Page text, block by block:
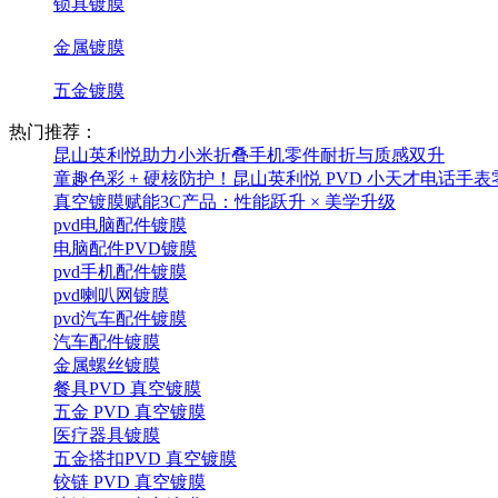
锁具镀膜
金属镀膜
五金镀膜
热门推荐：
昆山英利悦助力小米折叠手机零件耐折与质感双升
童趣色彩 + 硬核防护！昆山英利悦 PVD 小天才电话手表
真空镀膜赋能3C产品：性能跃升 × 美学升级
pvd电脑配件镀膜
电脑配件PVD镀膜
pvd手机配件镀膜
pvd喇叭网镀膜
pvd汽车配件镀膜
汽车配件镀膜
金属螺丝镀膜
餐具PVD 真空镀膜
五金 PVD 真空镀膜
医疗器具镀膜
五金搭扣PVD 真空镀膜
铰链 PVD 真空镀膜